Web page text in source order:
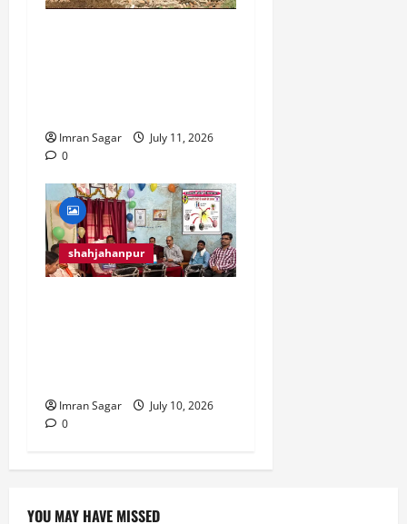
Imran Sagar
July 11, 2026
0
shahjahanpur
Imran Sagar
July 10, 2026
0
YOU MAY HAVE MISSED